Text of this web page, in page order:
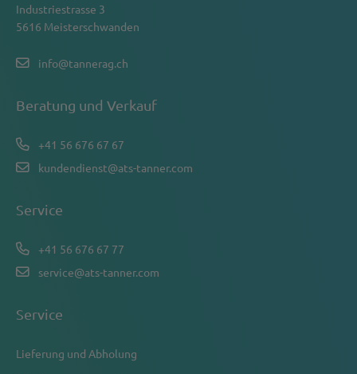
Industriestrasse 3
5616 Meisterschwanden
info@tannerag.ch
Beratung und Verkauf
+41 56 676 67 67
kundendienst@ats-tanner.com
Service
+41 56 676 67 77
service@ats-tanner.com
Service
Lieferung und Abholung